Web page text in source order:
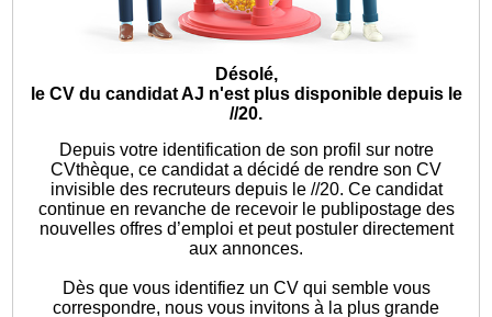
Désolé,
le CV du candidat AJ n'est plus disponible depuis le
//20.
Depuis votre identification de son profil sur notre
CVthèque, ce candidat a décidé de rendre son CV
invisible des recruteurs depuis le //20. Ce candidat
continue en revanche de recevoir le publipostage des
nouvelles offres d’emploi et peut postuler directement
aux annonces.
Dès que vous identifiez un CV qui semble vous
correspondre, nous vous invitons à la plus grande